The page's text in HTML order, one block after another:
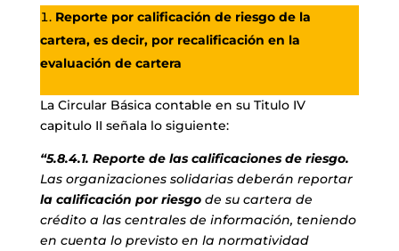
Reporte por calificación de riesgo de la
cartera, es decir, por recalificación en la
evaluación de cartera
La Circular Básica contable en su Titulo IV
capitulo II señala lo siguiente:
“5.8.4.1. Reporte de las calificaciones de riesgo.
Las organizaciones solidarias deberán reportar
la calificación por riesgo de su cartera de
crédito a las centrales de información, teniendo
en cuenta lo previsto en la normatividad